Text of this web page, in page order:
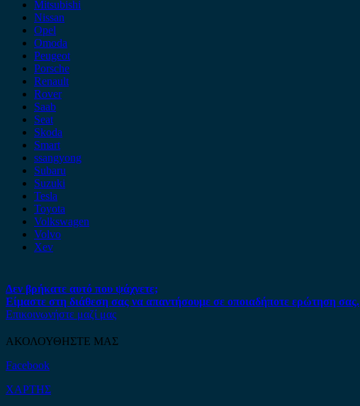
Mitsubishi
Nissan
Opel
Omoda
Peugeot
Porsche
Renault
Rover
Saab
Seat
Skoda
Smart
ssangyong
Subaru
Suzuki
Tesla
Toyota
Volkswagen
Volvo
Xev
Δεν βρήκατε αυτό που ψάχνετε;
Είμαστε στη διάθεση σας να απαντήσουμε σε οποιαδήποτε ερώτηση σας.
Επικοινωνήστε μαζί μας
ΑΚΟΛΟΥΘΗΣΤΕ ΜΑΣ
Facebook
ΧΑΡΤΗΣ